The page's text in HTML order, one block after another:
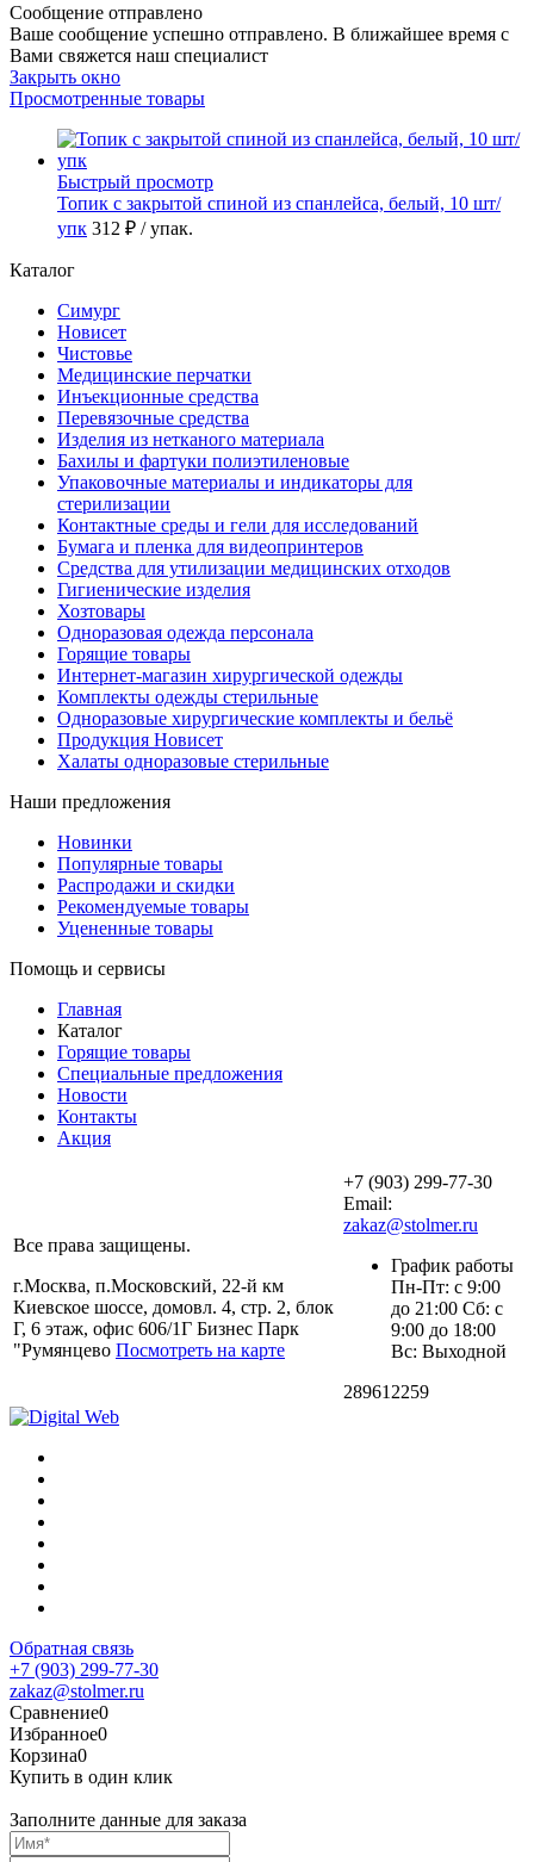
Сообщение отправлено
Ваше сообщение успешно отправлено. В ближайшее время с
Вами свяжется наш специалист
Закрыть окно
Просмотренные товары
Быстрый просмотр
Топик с закрытой спиной из спанлейса, белый, 10 шт/
упк 312 ₽ / упак.
Каталог
Симург
Новисет
Чистовье
Медицинские перчатки
Инъекционные средства
Перевязочные средства
Изделия из нетканого материала
Бахилы и фартуки полиэтиленовые
Упаковочные материалы и индикаторы для
стерилизации
Контактные среды и гели для исследований
Бумага и пленка для видеопринтеров
Средства для утилизации медицинских отходов
Гигиенические изделия
Хозтовары
Одноразовая одежда персонала
Горящие товары
Интернет-магазин хирургической одежды
Комплекты одежды стерильные
Одноразовые хирургические комплекты и бельё
Продукция Новисет
Халаты одноразовые стерильные
Наши предложения
Новинки
Популярные товары
Распродажи и скидки
Рекомендуемые товары
Уцененные товары
Помощь и сервисы
Главная
Каталог
Горящие товары
Специальные предложения
Новости
Контакты
Акция
Все права защищены.
г.Москва, п.Московский, 22-й км
Киевское шоссе, домовл. 4, стр. 2, блок
Г, 6 этаж, офис 606/1Г Бизнес Парк
"Румянцево Посмотреть на карте
+7 (903) 299-77-30
Email:
zakaz@stolmer.ru
График работы
Пн-Пт: с 9:00
до 21:00 Сб: с
9:00 до 18:00
Вс: Выходной
289612259
Обратная связь
+7 (903) 299-77-30
zakaz@stolmer.ru
Сравнение0
Избранное0
Корзина0
Купить в один клик
Заполните данные для заказа